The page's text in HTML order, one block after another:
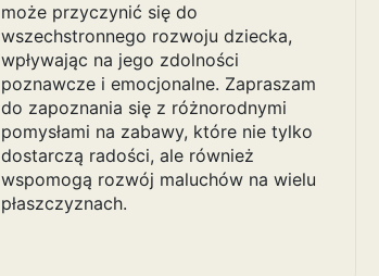
może przyczynić się do
wszechstronnego rozwoju dziecka,
wpływając na jego zdolności
poznawcze i emocjonalne. Zapraszam
do zapoznania się z różnorodnymi
pomysłami na zabawy, które nie tylko
dostarczą radości, ale również
wspomogą rozwój maluchów na wielu
płaszczyznach.